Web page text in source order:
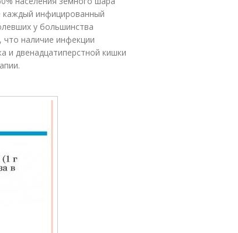
каждый инфицированный
у большинства
наличие инфекции
и двенадцатиперстной кишки